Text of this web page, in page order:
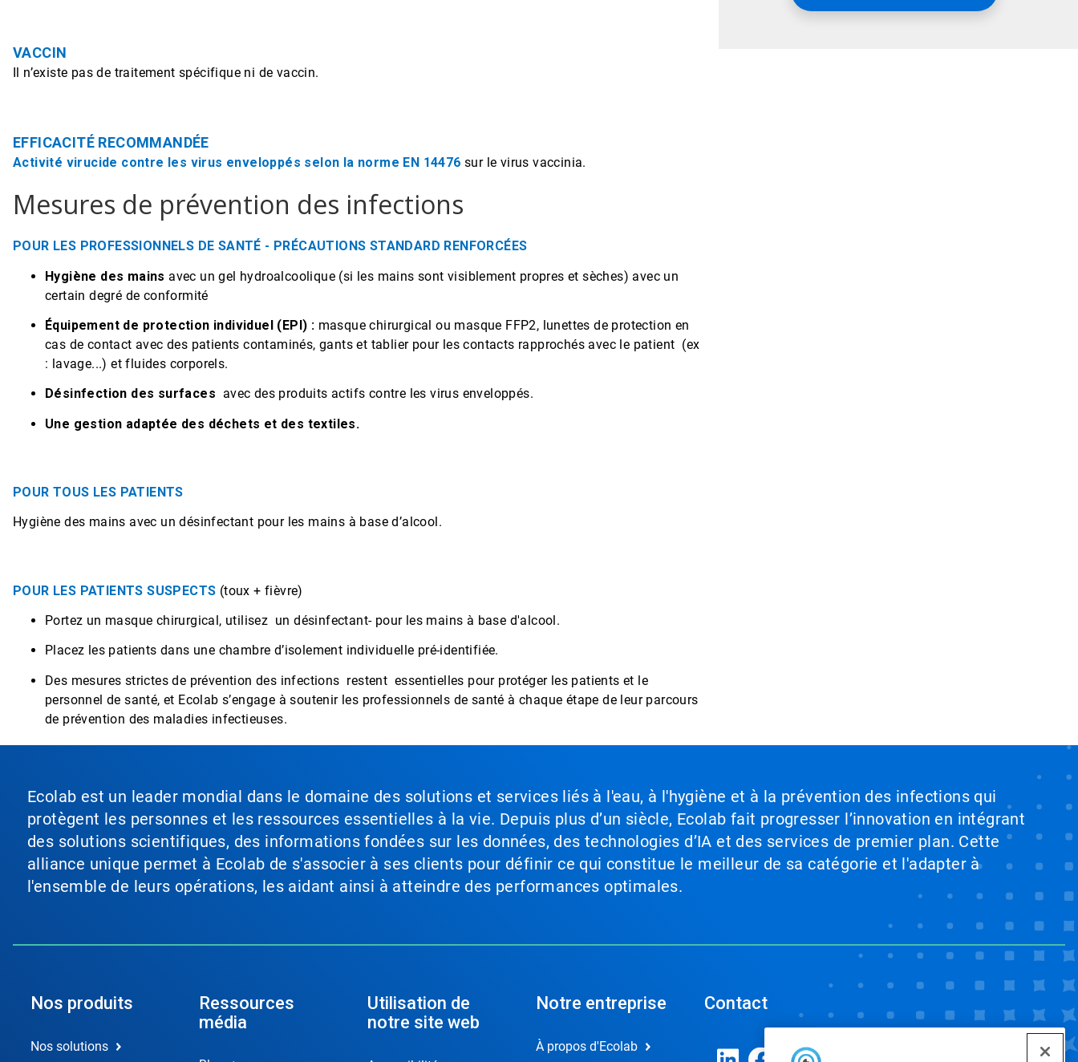
VACCIN
Il n’existe pas de traitement spécifique ni de vaccin.
EFFICACITÉ RECOMMANDÉE
Activité virucide contre les virus enveloppés selon la norme EN 14476 sur le virus vaccinia.
Mesures de prévention des infections
POUR LES PROFESSIONNELS DE SANTÉ - PRÉCAUTIONS STANDARD RENFORCÉES
Hygiène des mains avec un gel hydroalcoolique (si les mains sont visiblement propres et sèches) avec un
certain degré de conformité
Équipement de protection individuel (EPI) : masque chirurgical ou masque FFP2, lunettes de protection en
cas de contact avec des patients contaminés, gants et tablier pour les contacts rapprochés avec le patient (ex
: lavage...) et fluides corporels.
Désinfection des surfaces avec des produits actifs contre les virus enveloppés.
Une gestion adaptée des déchets et des textiles.
POUR TOUS LES PATIENTS
Hygiène des mains avec un désinfectant pour les mains à base d’alcool.
POUR LES PATIENTS SUSPECTS (toux + fièvre)
Portez un masque chirurgical, utilisez un désinfectant- pour les mains à base d'alcool.
Placez les patients dans une chambre d’isolement individuelle pré-identifiée.
Des mesures strictes de prévention des infections restent essentielles pour protéger les patients et le
personnel de santé, et Ecolab s’engage à soutenir les professionnels de santé à chaque étape de leur parcours
de prévention des maladies infectieuses.
Ecolab est un leader mondial dans le domaine des solutions et services liés à l'eau, à l'hygiène et à la prévention des infections qui
protègent les personnes et les ressources essentielles à la vie. Depuis plus d’un siècle, Ecolab fait progresser l’innovation en intégrant
des solutions scientifiques, des informations fondées sur les données, des technologies d’IA et des services de premier plan. Cette
alliance unique permet à Ecolab de s'associer à ses clients pour définir ce qui constitue le meilleur de sa catégorie et l'adapter à
l'ensemble de leurs opérations, les aidant ainsi à atteindre des performances optimales.
Nos produits
Nos solutions
Ressources
média
Utilisation de
notre site web
Notre entreprise
À propos d'Ecolab
Contact